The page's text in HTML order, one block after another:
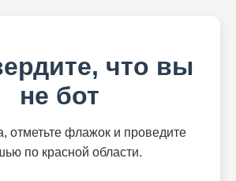
что вы
не бот
отметьте флажок и проведите
по красной области.